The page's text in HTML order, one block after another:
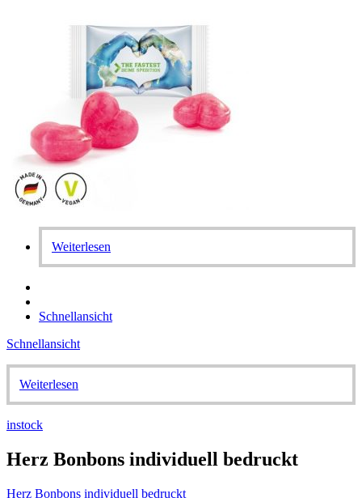
Weiterlesen
Schnellansicht
Schnellansicht
Weiterlesen
instock
Herz Bonbons individuell bedruckt
Herz Bonbons individuell bedruckt